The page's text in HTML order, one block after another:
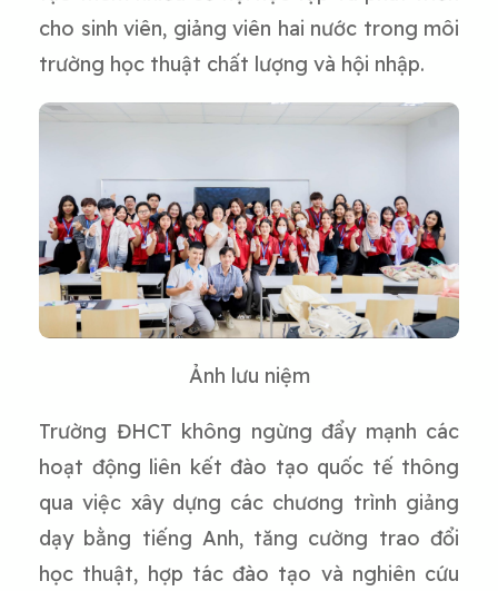
cho sinh viên, giảng viên hai nước trong môi
trường học thuật chất lượng và hội nhập.
Ảnh lưu niệm
Trường ĐHCT không ngừng đẩy mạnh các
hoạt động liên kết đào tạo quốc tế thông
qua việc xây dựng các chương trình giảng
dạy bằng tiếng Anh, tăng cường trao đổi
học thuật, hợp tác đào tạo và nghiên cứu